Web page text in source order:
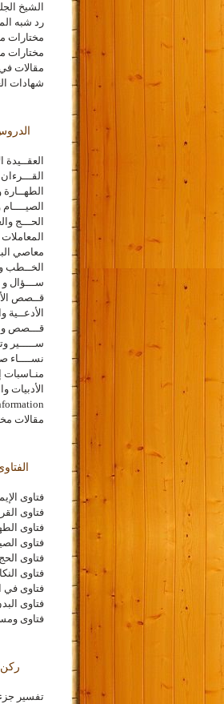
الشيخ
رد شبه
مختارات
مختارات
مقالات
شهادات
العقــيدة
الطهــارة
الحـــج
معاصي
الخــطب
ســـؤال
قــصص
الأدعــية
قـــصص
ســـــير
نســــاء
منـاسبات
الأدبيات
مقالات
فتاوى
فتاوى
فتاوى
فتاوى
فتاوى
فتاوى
فتاوى في
فتاوى
فتاوى
ركن
تفسير